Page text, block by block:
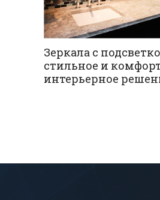
Зеркала с
стильное и
интерьерное